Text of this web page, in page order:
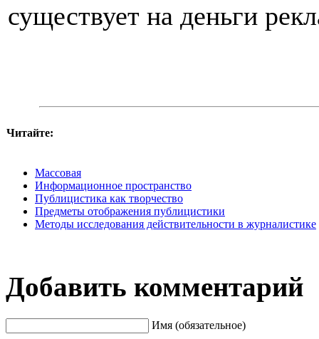
существует на деньги
Читайте:
Массовая
Информационное пространство
Публицистика как творчество
Предметы отображения публицистики
Методы исследования действительности в журналистике
Добавить комментарий
Имя (обязательное)